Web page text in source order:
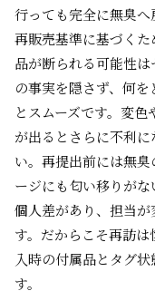
行っても完全に無臭
再販売基準に基づく
品が断られる可能性
の事実を隠さず、何
とスムーズです。変
が出るとさらに不利
い。再提出前には無
ージにも匂い移りが
個人差があり、担当
す。だからこそ再訪
入時の付属品とタグ
す。